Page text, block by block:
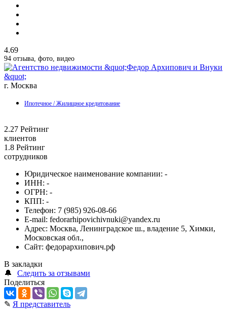
4.69
94 отзыва, фото, видео
г. Москва
Ипотечное / Жилищное кредитование
2.27 Рейтинг
клиентов
1.8 Рейтинг
сотрудников
Юридическое наименование компании: -
ИНН: -
ОГРН: -
КПП: -
Телефон: 7 (985) 926-08-66
E-mail: fedorarhipovichivnuki@yandex.ru
Адрес: Москва, Ленинградское ш., владение 5, Химки,
Московская обл.,
Сайт: федорархипович.рф
В закладки
🔔
Следить за отзывами
Поделиться
✎ Я представитель